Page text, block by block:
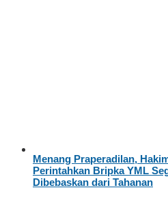
Menang Praperadilan,
Perintahkan Bripka YML
Dibebaskan dari Tahanan